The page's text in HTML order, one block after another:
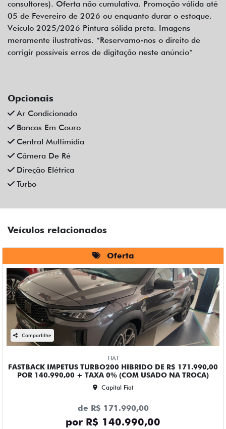
consultores). Oferta não cumulativa. Promoção válida até
05 de Fevereiro de 2026 ou enquanto durar o estoque.
Veiculo 2025/2026 Pintura sólida preta. Imagens
meramente ilustrativas. *Reservamo-nos o direito de
corrigir possíveis erros de digitação neste anúncio*
Opcionais
Ar Condicionado
Bancos Em Couro
Central Multimídia
Câmera De Ré
Direção Elétrica
Turbo
Veículos relacionados
Oferta
Compartilhe
FIAT
FASTBACK IMPETUS TURBO200 HIBRIDO DE R$ 171.990,00
POR 140.990,00 + TAXA 0% (COM USADO NA TROCA)
Capital Fiat
de R$ 171.990,00
por R$ 140.990,00